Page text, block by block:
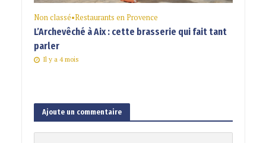
Non classé•Restaurants en Provence
L’Archevêché à Aix : cette brasserie qui fait tant
parler
Il y a 4 mois
Ajoute un commentaire